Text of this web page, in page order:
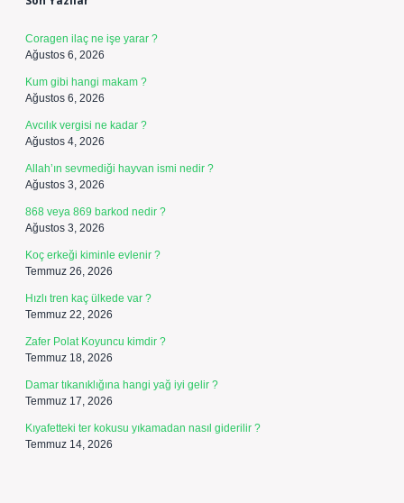
Coragen ilaç ne işe yarar ?
Ağustos 6, 2026
Kum gibi hangi makam ?
Ağustos 6, 2026
Avcılık vergisi ne kadar ?
Ağustos 4, 2026
Allah’ın sevmediği hayvan ismi nedir ?
Ağustos 3, 2026
868 veya 869 barkod nedir ?
Ağustos 3, 2026
Koç erkeği kiminle evlenir ?
Temmuz 26, 2026
Hızlı tren kaç ülkede var ?
Temmuz 22, 2026
Zafer Polat Koyuncu kimdir ?
Temmuz 18, 2026
Damar tıkanıklığına hangi yağ iyi gelir ?
Temmuz 17, 2026
Kıyafetteki ter kokusu yıkamadan nasıl giderilir ?
Temmuz 14, 2026